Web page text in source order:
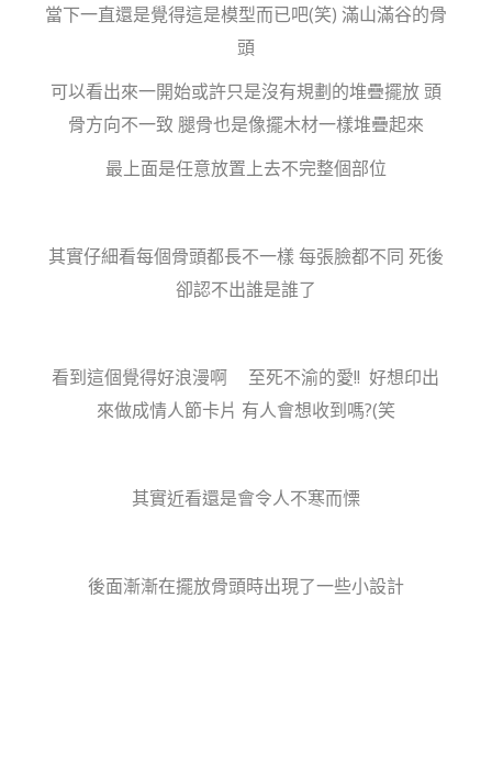
當下一直還是覺得這是模型而已吧(笑) 滿山滿谷的骨
頭
可以看出來一開始或許只是沒有規劃的堆疊擺放 頭
骨方向不一致 腿骨也是像擺木材一樣堆疊起來
最上面是任意放置上去不完整個部位
其實仔細看每個骨頭都長不一樣 每張臉都不同 死後
卻認不出誰是誰了
看到這個覺得好浪漫啊
至死不渝的愛!! 好想印出
來做成情人節卡片 有人會想收到嗎?(笑
其實近看還是會令人不寒而慄
後面漸漸在擺放骨頭時出現了一些小設計